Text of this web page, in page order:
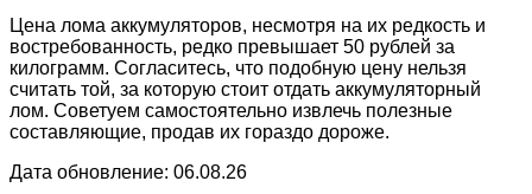
Цена лома аккумуляторов, несмотря на их редкость и
востребованность, редко превышает 50 рублей за
килограмм. Согласитесь, что подобную цену нельзя
считать той, за которую стоит отдать аккумуляторный
лом. Советуем самостоятельно извлечь полезные
составляющие, продав их гораздо дороже.
Дата обновление: 06.08.26